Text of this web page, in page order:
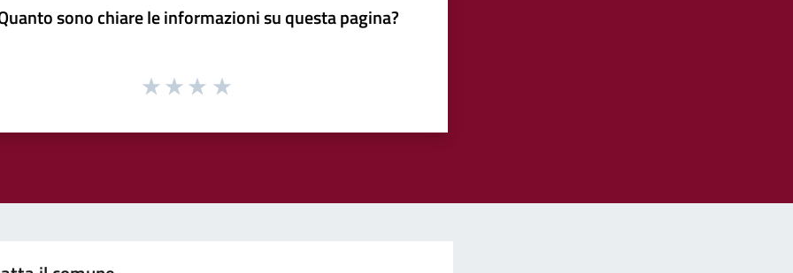
sono chiare le informazioni su questa pagina?